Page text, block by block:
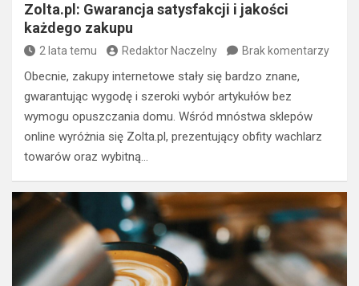
Zolta.pl: Gwarancja satysfakcji i jakości
każdego zakupu
2 lata temu Redaktor Naczelny Brak komentarzy
Obecnie, zakupy internetowe stały się bardzo znane,
gwarantując wygodę i szeroki wybór artykułów bez
wymogu opuszczania domu. Wśród mnóstwa sklepów
online wyróżnia się Zolta.pl, prezentujący obfity wachlarz
towarów oraz wybitną…